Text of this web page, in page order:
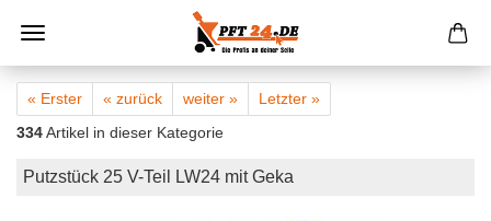
« Erster « zurück weiter »
Letzter »
334Artikel in dieser Kategorie
Putzstück 25 V-Teil LW24 mit Geka